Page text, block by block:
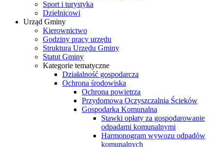
Sport i turystyka
Dzielnicowi
Urząd Gminy
Kierownictwo
Godziny pracy urzędu
Struktura Urzędu Gminy
Statut Gminy
Kategorie tematyczne
Działalność gospodarcza
Ochrona środowiska
Ochrona powietrza
Przydomowa Oczyszczalnia Ścieków
Gospodarka Komunalna
Stawki opłaty za gospodarowanie
odpadami komunalnymi
Harmonogram wywozu odpadów
komunalnych